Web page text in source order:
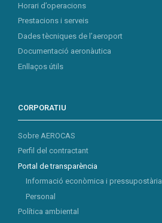
Horari d’operacions
Prestacions i serveis
Dades tècniques de l’aeroport
Documentació aeronàutica
Enllaços útils
CORPORATIU
Sobre AEROCAS
Perfil del contractant
Portal de transparència
Informació econòmica i pressupostària
Personal
Política ambiental